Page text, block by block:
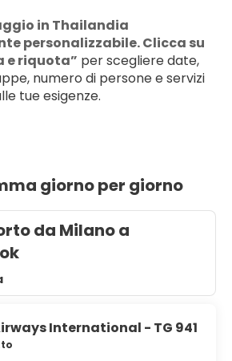
in Thailandia
personalizzabile. Clicca su
e riquota” per scegliere date,
numero di persone e servizi
tue esigenze.
giorno per giorno
da Milano a
International - TG 941